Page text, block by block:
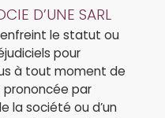
D’UNE SARL
le statut ou
pour
à tout moment de
prononcée par
la société ou d’un